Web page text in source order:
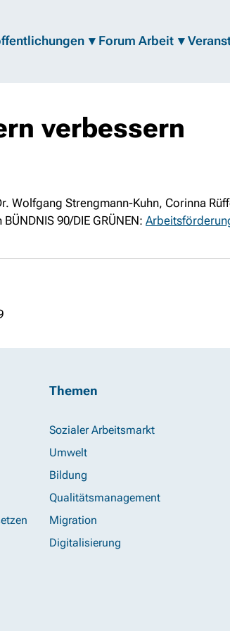
Forum Arbeit
verbessern
Wolfgang Strengmann-Kuhn, Corinna
90/DIE GRÜNEN:
Themen
Sozialer Arbeitsmarkt
Umwelt
Bildung
Qualitätsmanagement
Migration
Digitalisierung